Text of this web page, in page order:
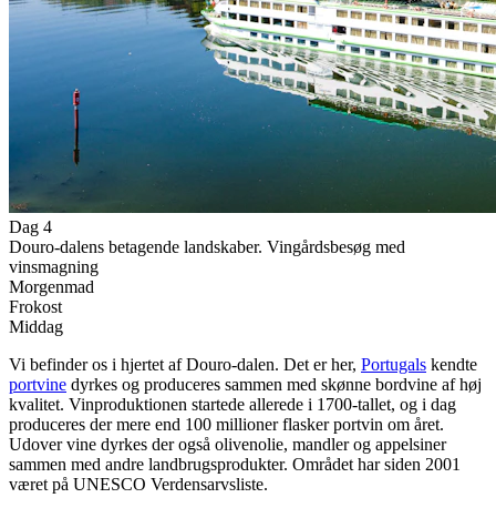
Dag 4
Douro-dalens betagende landskaber. Vingårdsbesøg med
vinsmagning
Morgenmad
Frokost
Middag
Vi befinder os i hjertet af Douro-dalen. Det er her, Portugals kendte
portvine dyrkes og produceres sammen med skønne bordvine af høj
kvalitet. Vinproduktionen startede allerede i 1700-tallet, og i dag
produceres der mere end 100 millioner flasker portvin om året.
Udover vine dyrkes der også olivenolie, mandler og appelsiner
sammen med andre landbrugsprodukter. Området har siden 2001
været på UNESCO Verdensarvsliste.